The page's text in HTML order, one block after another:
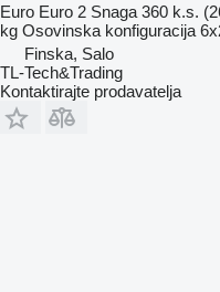
Euro Euro 2 Snaga 360 k.s.
kg Osovinska konfiguracija
Finska, Salo
TL-Tech&Trading
Kontaktirajte prodavatelja